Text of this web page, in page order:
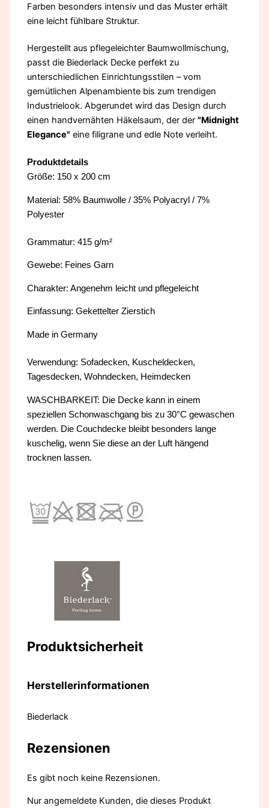
Farben besonders intensiv und das Muster erhält
eine leicht fühlbare Struktur.
Hergestellt aus pflegeleichter Baumwollmischung,
passt die Biederlack Decke perfekt zu
unterschiedlichen Einrichtungsstilen – vom
gemütlichen Alpenambiente bis zum trendigen
Industrielook. Abgerundet wird das Design durch
einen handvernähten Häkelsaum, der der"Midnight
Elegance" eine filigrane und edle Note verleiht.
Produktdetails
Größe: 150 x 200 cm
Material: 58% Baumwolle / 35% Polyacryl / 7%
Polyester
Grammatur: 415 g/m²
Gewebe: Feines Garn
Charakter: Angenehm leicht und pflegeleicht
Einfassung: Gekettelter Zierstich
Made in Germany
Verwendung: Sofadecken, Kuscheldecken,
Tagesdecken, Wohndecken, Heimdecken
WASCHBARKEIT: Die Decke kann in einem
speziellen Schonwaschgang bis zu 30°C gewaschen
werden. Die Couchdecke bleibt besonders lange
kuschelig, wenn Sie diese an der Luft hängend
trocknen lassen.
Produktsicherheit
Herstellerinformationen
Biederlack
Rezensionen
Es gibt noch keine Rezensionen.
Nur angemeldete Kunden, die dieses Produkt